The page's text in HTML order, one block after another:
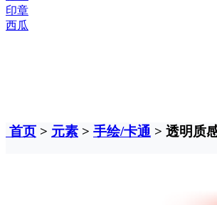
印章
西瓜
首页 > 元素 > 手绘/卡通 > 透明质